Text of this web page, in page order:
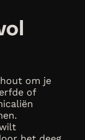
om je
of